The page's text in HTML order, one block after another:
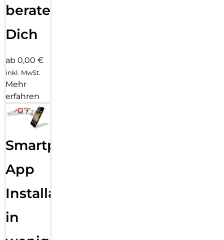
beraten
Dich
ab 0,00 €
inkl. MwSt.
Mehr
erfahren
Smartphone
App
Installation
in